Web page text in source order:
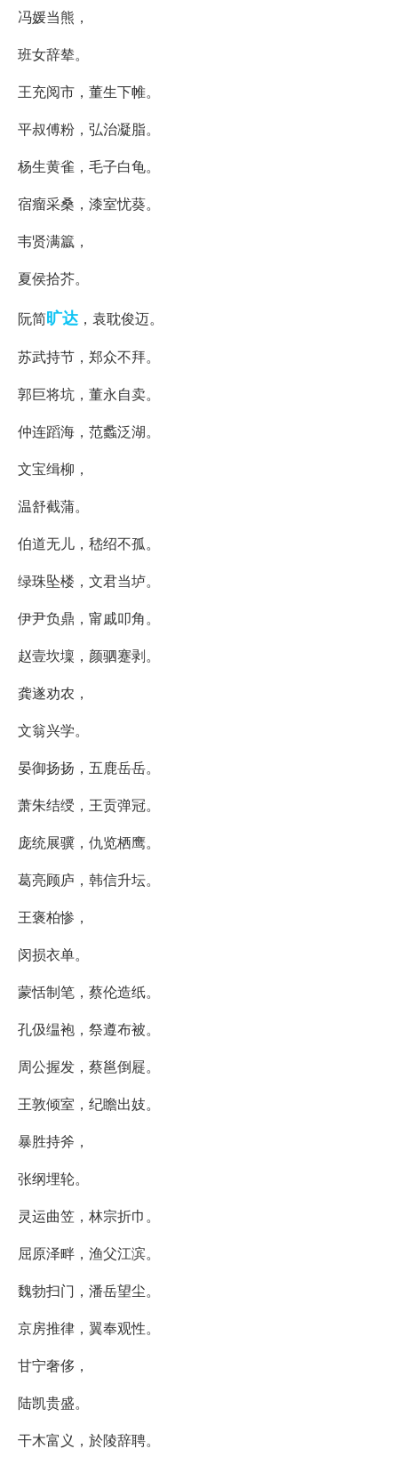
冯媛当熊，
班女辞辇。
王充阅市，董生下帷。
平叔傅粉，弘治凝脂。
杨生黄雀，毛子白龟。
宿瘤采桑，漆室忧葵。
韦贤满籝，
夏侯拾芥。
阮简旷达 ，袁耽俊迈。
苏武持节，郑众不拜。
郭巨将坑，董永自卖。
仲连蹈海，范蠡泛湖。
文宝缉柳，
温舒截蒲。
伯道无儿，嵇绍不孤。
绿珠坠楼，文君当垆。
伊尹负鼎，甯戚叩角。
赵壹坎壈，颜驷蹇剥。
龚遂劝农，
文翁兴学。
晏御扬扬，五鹿岳岳。
萧朱结绶，王贡弹冠。
庞统展骥，仇览栖鹰。
葛亮顾庐，韩信升坛。
王褒柏惨，
闵损衣单。
蒙恬制笔，蔡伦造纸。
孔伋缊袍，祭遵布被。
周公握发，蔡邕倒屣。
王敦倾室，纪瞻出妓。
暴胜持斧，
张纲埋轮。
灵运曲笠，林宗折巾。
屈原泽畔，渔父江滨。
魏勃扫门，潘岳望尘。
京房推律，翼奉观性。
甘宁奢侈，
陆凯贵盛。
干木富义，於陵辞聘。